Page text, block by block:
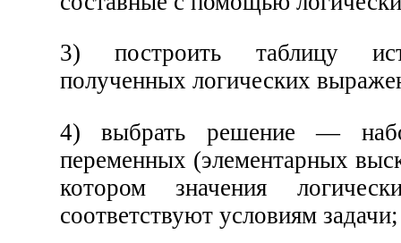
3) построить таблицу
полученных логических
4) выбрать решение —
переменных (элементарных
котором значения
соответствуют условиям задачи;